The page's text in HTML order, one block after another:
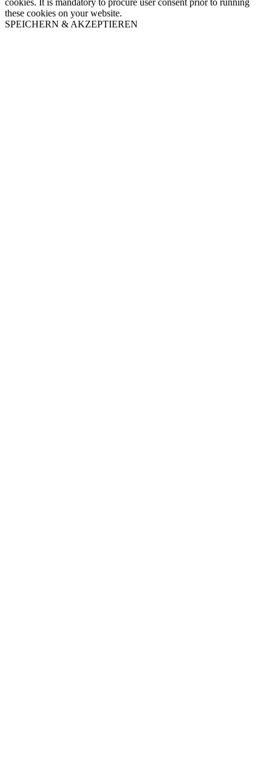
these cookies on your website.
SPEICHERN & AKZEPTIEREN